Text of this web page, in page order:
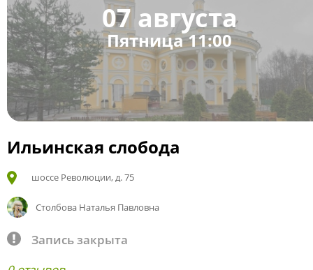
07 августа
Пятница 11:00
Ильинская слобода
шоссе Революции, д. 75
Столбова Наталья Павловна
Запись закрыта